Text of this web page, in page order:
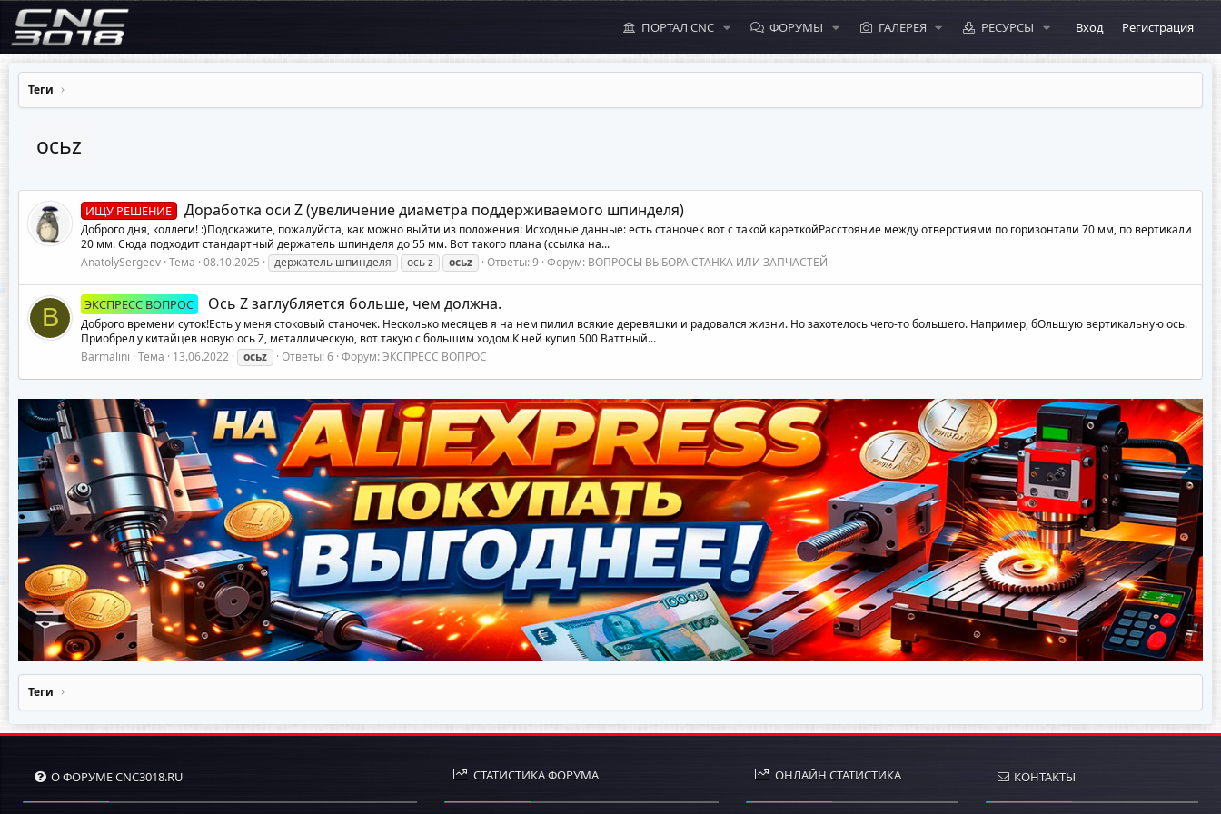
ПОРТАЛ CNC ФОРУМЫ ГАЛЕРЕЯ РЕСУРСЫ Вход Регистрация
Теги
осьz
ИЩУ РЕШЕНИЕ Доработка оси Z (увеличение диаметра поддерживаемого шпинделя)
Доброго дня, коллеги! :)Подскажите, пожалуйста, как можно выйти из положения: Исходные данные: есть станочек вот с такой кареткойРасстояние между отверстиями по горизонтали 70 мм, по вертикали
20 мм. Сюда подходит стандартный держатель шпинделя до 55 мм. Вот такого плана (ссылка на...
AnatolySergeev Тема 08.10.2025 держатель шпинделя ось z осьz Ответы: 9 Форум: ВОПРОСЫ ВЫБОРА СТАНКА ИЛИ ЗАПЧАСТЕЙ
B ЭКСПРЕСС ВОПРОС Ось Z заглубляется больше, чем должна.
Доброго времени суток!Есть у меня стоковый станочек. Несколько месяцев я на нем пилил всякие деревяшки и радовался жизни. Но захотелось чего-то большего. Например, бОльшую вертикальную ось.
Приобрел у китайцев новую ось Z, металлическую, вот такую с большим ходом.К ней купил 500 Ваттный...
Barmalini Тема 13.06.2022 осьz Ответы: 6 Форум:ЭКСПРЕСС ВОПРОС
Теги
О ФОРУМЕ CNC3018.RU СТАТИСТИКА ФОРУМА ОНЛАЙН СТАТИСТИКА КОНТАКТЫ